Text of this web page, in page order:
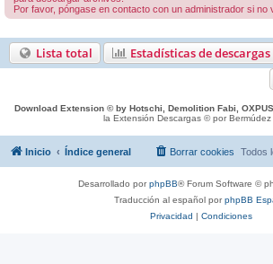
Por favor, póngase en contacto con un administrador si no
Lista total
Estadísticas de descargas
Download Extension © by Hotschi, Demolition Fabi, OXPUS
la Extensión Descargas © por Bermúdez
Inicio Índice general Todos
Borrar cookies
Desarrollado porphpBB® Forum Software ©
Traducción al español porphpBB
Privacidad | Condiciones